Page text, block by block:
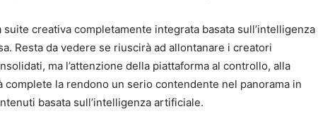
creativa completamente integrata basata sull’intelligenza
Resta da vedere se riuscirà ad allontanare i creatori
ma l’attenzione della piattaforma al controllo, alla
la rendono un serio contendente nel panorama in
basata sull’intelligenza artificiale.